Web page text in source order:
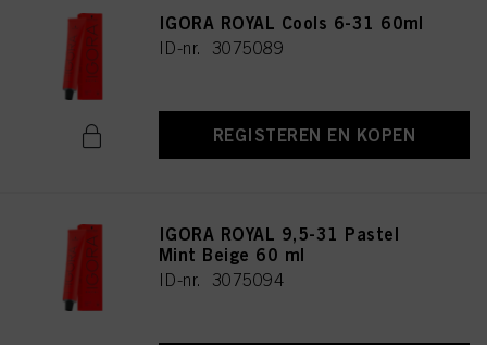
IGORA ROYAL Cools 6-31 60ml
ID-nr. 3075089
REGISTEREN EN KOPEN
IGORA ROYAL 9,5-31 Pastel
Mint Beige 60 ml
ID-nr. 3075094